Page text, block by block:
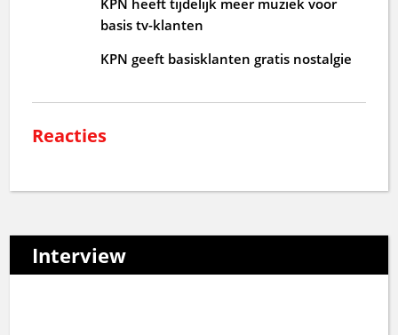
basis tv-klanten
KPN geeft basisklanten gratis nostalgie
Reacties
Interview